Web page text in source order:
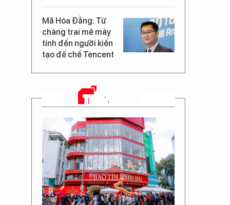
Mã Hóa Đằng: Từ
chàng trai mê máy
tính đến người kiến
tạo đế chế Tencent
TRANG CHỦ